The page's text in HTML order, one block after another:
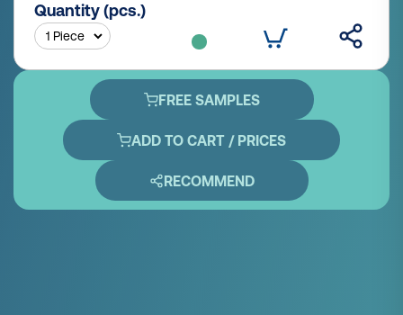
Quantity (pcs.)
FREE SAMPLES
ADD TO CART / PRICES
RECOMMEND